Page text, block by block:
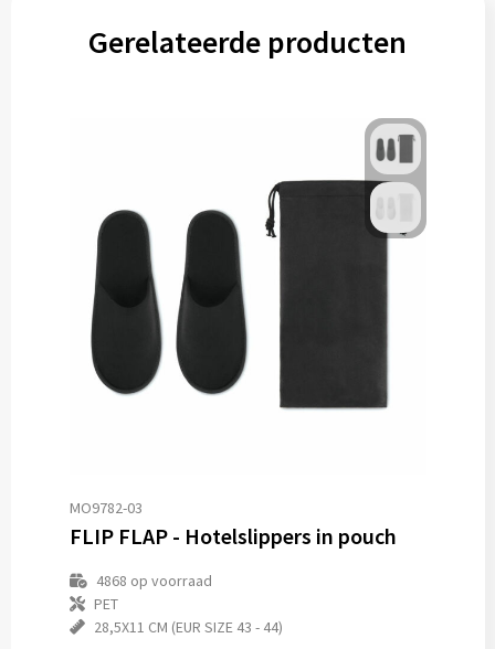
Gerelateerde producten
MO9782-03
FLIP FLAP - Hotelslippers in pouch
4868 op voorraad
PET
28,5X11 CM (EUR SIZE 43 - 44)